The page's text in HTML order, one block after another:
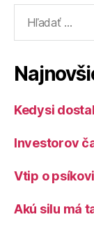
Kedysi
Investorov
Vtip o
Akú silu má